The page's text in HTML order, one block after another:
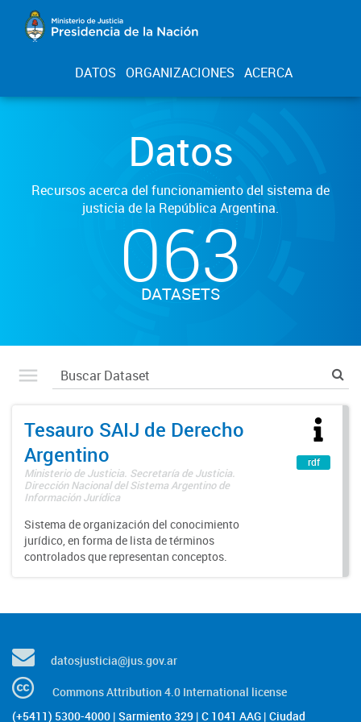
DATOS ORGANIZACIONES ACERCA
Datos
Recursos acerca del funcionamiento del sistema de
justicia de la República Argentina.
063
DATASETS
Tesauro SAIJ de Derecho
Argentino
Ministerio de Justicia. Secretaría de Justicia.
Dirección Nacional del Sistema Argentino de
Información Jurídica
Sistema de organización del conocimiento
jurídico, en forma de lista de términos
controlados que representan conceptos.
rdf
datosjusticia@jus.gov.ar
Commons Attribution 4.0 International license
(+5411) 5300-4000 | Sarmiento 329 | C 1041 AAG | Ciudad